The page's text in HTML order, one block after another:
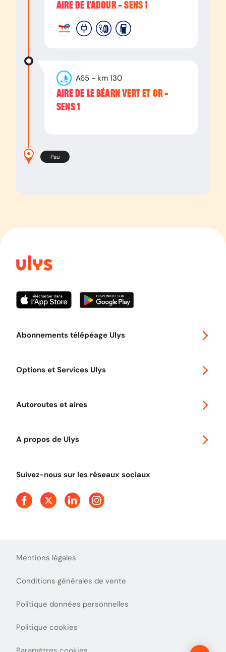
AIRE DE L'ADOUR - SENS 1
A65 - km 130
AIRE DE LE BÉARN VERT ET OR -
SENS 1
Pau
Abonnements télépéage Ulys
Options et Services Ulys
Autoroutes et aires
A propos de Ulys
Presse
Suivez-nous sur les réseaux sociaux
Mentions légales
Conditions générales de vente
Politique données personnelles
Politique cookies